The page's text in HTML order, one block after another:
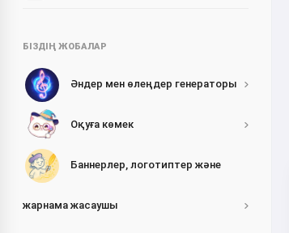
БІЗДІҢ ЖОБАЛАР
Әндер мен өлеңдер генераторы
Оқуға көмек
Баннерлер, логотиптер және
жарнама жасаушы